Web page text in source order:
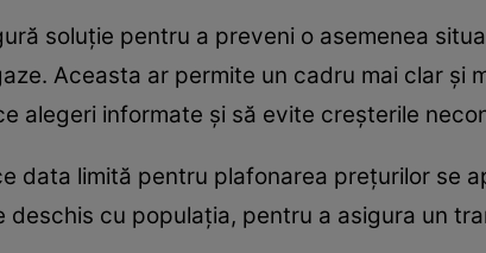
soluție pentru a preveni o asemenea
Aceasta ar permite un cadru mai clar
alegeri informate și să evite creșterile
data limită pentru plafonarea prețurilor se
deschis cu populația, pentru a asigura un